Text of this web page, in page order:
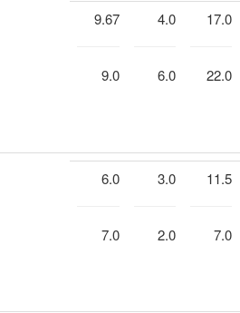
9.67
9.0
4.0
6.0
17.0
22.0
6.0
7.0
3.0
2.0
11.5
7.0